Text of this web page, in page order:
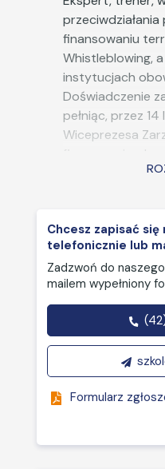
w
86, art.
finansowaniu
Whistleblowing,
instytucjach
Doświadczenie
pełniąc, przez
Wiceprezesa
korporacyjnego,
praniu pieniędzy
terroryzmu,
depozytów.
funkcję
Wewnętrznej w
Absolwentka
Kopernika w
Chcesz zapisać się
telefonicznie lub
Zadzwoń do
mailem wypełniony
Formularz